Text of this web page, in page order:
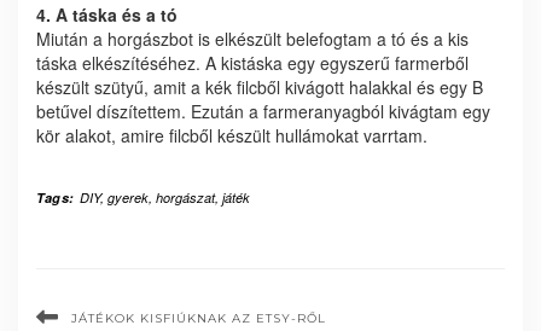
4. A táska és a tó
Miután a horgászbot is elkészült belefogtam a tó és a kis
táska elkészítéséhez. A kistáska egy egyszerű farmerből
készült szütyű, amit a kék filcből kivágott halakkal és egy B
betűvel díszítettem. Ezután a farmeranyagból kivágtam egy
kör alakot, amire filcből készült hullámokat varrtam.
Tags: DIY, gyerek, horgászat, játék
JÁTÉKOK KISFIÚKNAK AZ ETSY-RŐL